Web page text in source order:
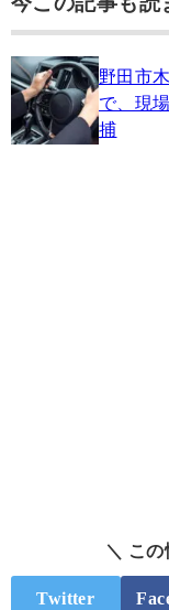
野田市
で、現
捕
＼ こ
Twitter